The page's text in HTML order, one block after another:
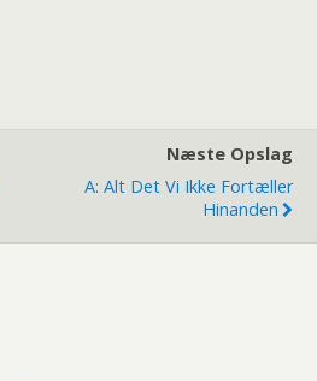
Næste Opslag
A: Alt Det Vi Ikke Fortæller
Hinanden